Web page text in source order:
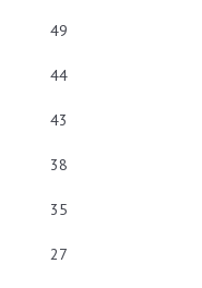
49
44
43
38
35
27